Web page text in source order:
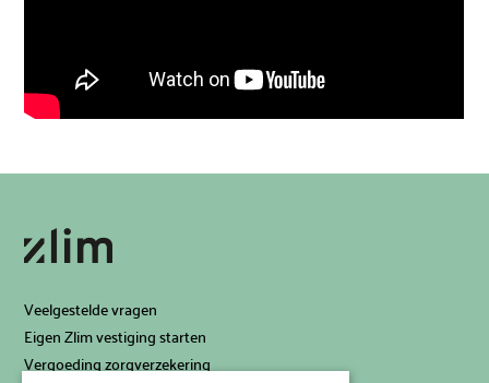
Veelgestelde vragen
Eigen Zlim vestiging starten
Vergoeding zorgverzekering